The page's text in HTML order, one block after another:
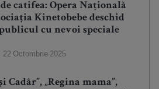
catifea: Opera Națională
Kinetobebe deschid
cu nevoi speciale
22 Octombrie 2025
Cadâr”, „Regina mama”,